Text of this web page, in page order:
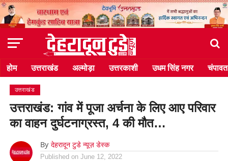
होम उत्तराखंड अल्मोड़ा उत्तरकाशी उधम सिंह नगर चंपावत
उत्तराखंड
उत्तराखंड: गांव में पूजा अर्चना के लिए आए परिवार
का वाहन दुर्घटनाग्रस्त, 4 की मौत…
By देहरादून टुडे न्यूज़ डेस्क
Published on June 12, 2022